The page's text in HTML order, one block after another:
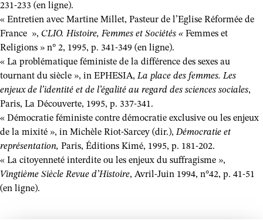
231-233 (en ligne).
« Entretien avec Martine Millet, Pasteur de l’Eglise Réformée de
France », CLIO. Histoire, Femmes et Sociétés « Femmes et
Religions » n° 2, 1995, p. 341-349 (en ligne).
« La problématique féministe de la différence des sexes au
tournant du siècle », in EPHESIA, La place des femmes. Les
enjeux de l’identité et de l’égalité au regard des sciences sociales,
Paris, La Découverte, 1995, p. 337-341.
« Démocratie féministe contre démocratie exclusive ou les enjeux
de la mixité », in Michèle Riot-Sarcey (dir.), Démocratie et
représentation, Paris, Éditions Kimé, 1995, p. 181-202.
« La citoyenneté interdite ou les enjeux du suffragisme »,
Vingtième Siècle Revue d’Histoire, Avril-Juin 1994, n°42, p. 41-51
(en ligne).